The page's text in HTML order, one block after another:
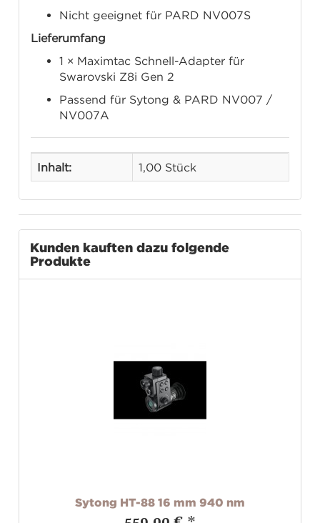
Nicht geeignet für PARD NV007S
Lieferumfang
1 × Maximtac Schnell-Adapter für
Swarovski Z8i Gen 2
Passend für Sytong & PARD NV007 /
NV007A
Inhalt: 1,00 Stück
Kunden kauften dazu folgende
Produkte
Sytong HT-88 16 mm 940 nm